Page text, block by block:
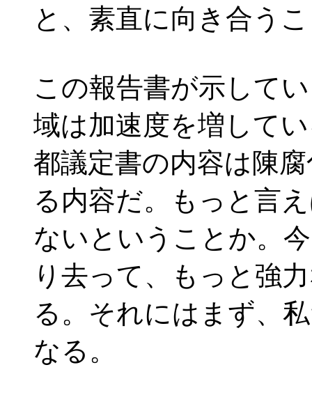
と、素直に向き合う
この報告書が示して
域は加速度を増して
都議定書の内容は陳
る内容だ。もっと言
ないということか。
り去って、もっと強
る。それにはまず、
なる。